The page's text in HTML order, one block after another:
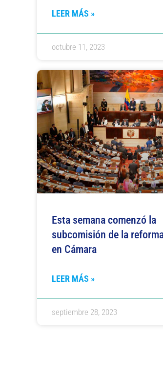
LEER MÁS »
octubre 11, 2023
Esta semana comenzó la
subcomisión de la
en Cámara
LEER MÁS »
septiembre 28, 2023